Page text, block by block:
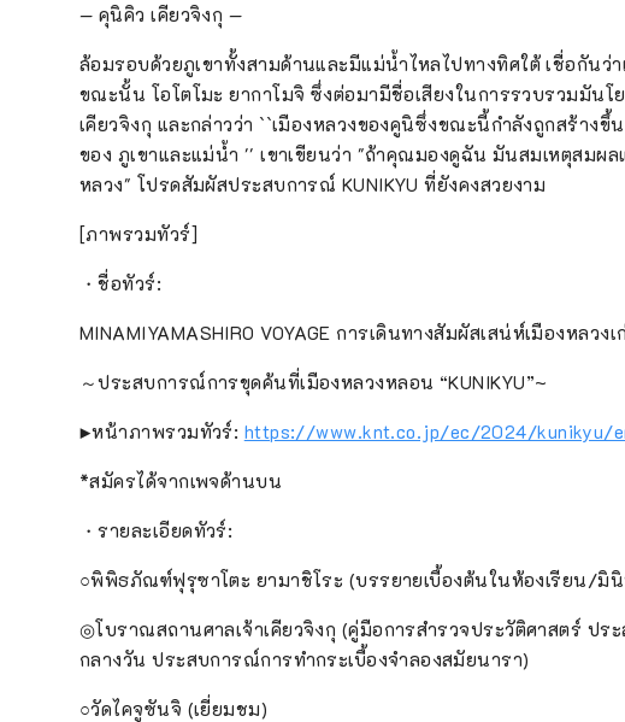
― คุนิคิว เคียวจิงกุ ―
ล้อมรอบด้วยภูเขาทั้งสามด้านและมีแม่น้ำไหลไปทางทิศใต้ เชื่อกันว่
ขณะนั้น โอโตโมะ ยากาโมจิ ซึ่งต่อมามีชื่อเสียงในการรวบรวมมันโ
เคียวจิงกุ และกล่าวว่า ``เมืองหลวงของคูนิซึ่งขณะนี้กำลังถูกสร้าง
ของ ภูเขาและแม่น้ำ '' เขาเขียนว่า "ถ้าคุณมองดูฉัน มันสมเหตุสมผ
หลวง" โปรดสัมผัสประสบการณ์ KUNIKYU ที่ยังคงสวยงาม
[ภาพรวมทัวร์]
・ชื่อทัวร์:
MINAMIYAMASHIRO VOYAGE การเดินทางสัมผัสเสน่ห์เมืองหลวงเ
～ประสบการณ์การขุดค้นที่เมืองหลวงหลอน “KUNIKYU”~
▶หน้าภาพรวมทัวร์: https://www.knt.co.jp/ec/2024/kunikyu/
*สมัครได้จากเพจด้านบน
・รายละเอียดทัวร์:
○พิพิธภัณฑ์ฟุรุซาโตะ ยามาชิโระ (บรรยายเบื้องต้นในห้องเรียน/มิ
◎โบราณสถานศาลเจ้าเคียวจิงกุ (คู่มือการสำรวจประวัติศาสตร์ ป
กลางวัน ประสบการณ์การทำกระเบื้องจำลองสมัยนารา)
○วัดไคจูซันจิ (เยี่ยมชม)